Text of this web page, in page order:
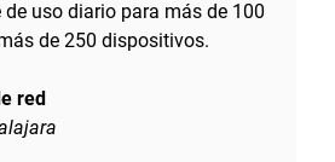
uso diario para más de 100
de 250 dispositivos.
red